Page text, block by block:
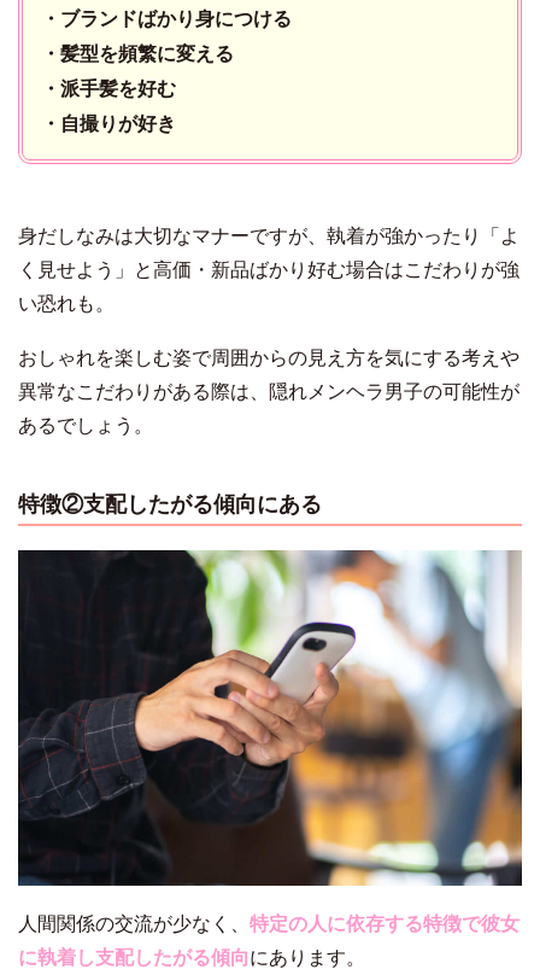
・ブランドばかり身につける
・髪型を頻繁に変える
・派手髪を好む
・自撮りが好き
身だしなみは大切なマナーですが、執着が強かったり「よ
く見せよう」と高価・新品ばかり好む場合はこだわりが強
い恐れも。
おしゃれを楽しむ姿で周囲からの見え方を気にする考えや
異常なこだわりがある際は、隠れメンヘラ男子の可能性が
あるでしょう。
特徴②支配したがる傾向にある
人間関係の交流が少なく、 特定の人に依存する特徴で彼女
に執着し支配したがる傾向にあります。